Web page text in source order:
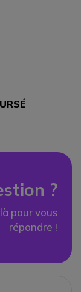
?
pour vous
répondre !